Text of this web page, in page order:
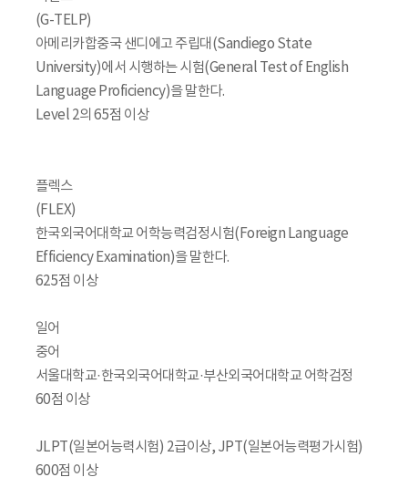
(G-TELP)
아메리카합중국 샌디에고 주립대(Sandiego State
University)에서 시행하는 시험(General Test of English
Language Proficiency)을 말한다.
Level 2의 65점 이상
플렉스
(FLEX)
한국외국어대학교 어학능력검정시험(Foreign Language
Efficiency Examination)을 말한다.
625점 이상
일어
중어
서울대학교·한국외국어대학교·부산외국어대학교 어학검정
60점 이상
JLPT(일본어능력시험) 2급이상, JPT(일본어능력평가시험)
600점 이상